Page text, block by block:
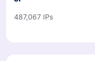
487,067 IPs